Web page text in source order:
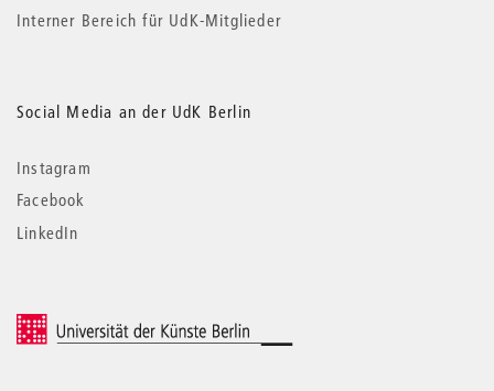
Interner Bereich für UdK-Mitglieder
Social Media an der UdK Berlin
Instagram
Facebook
LinkedIn
© 2026 Universität der Künste Berlin